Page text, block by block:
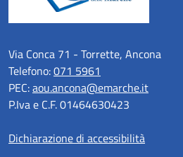
Via Conca 71 - Torrette, Ancona
Telefono:071 5961
PEC:aou.ancona@emarche.it
P.Iva e C.F. 01464630423
Dichiarazione di accessibilità